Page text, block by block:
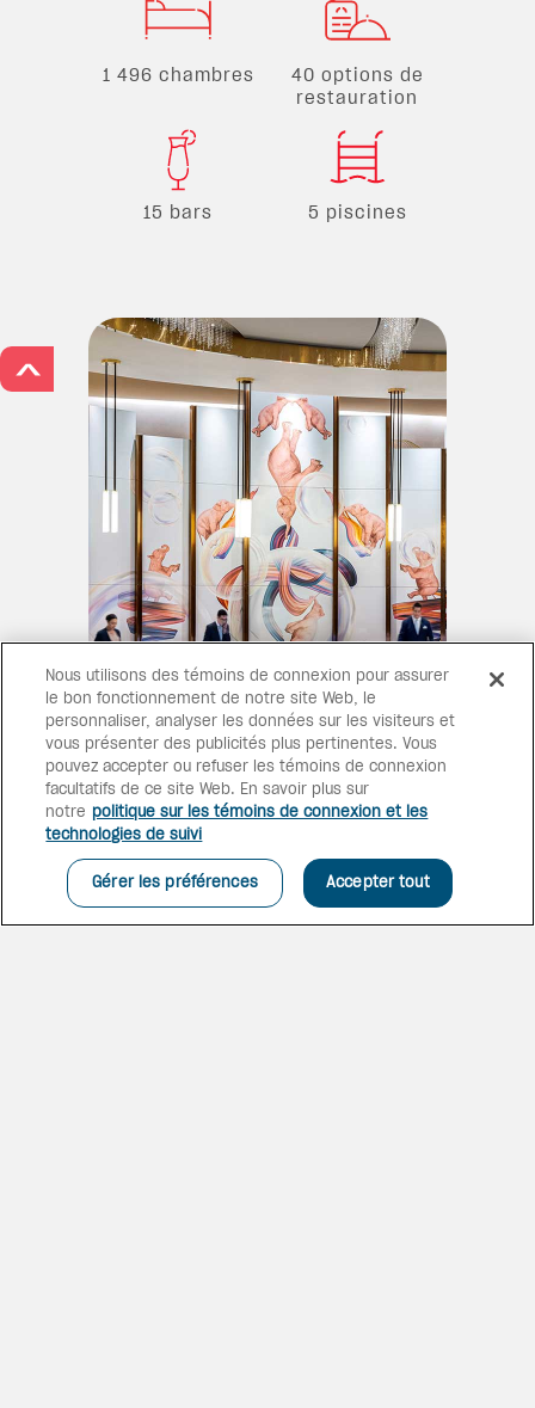
1 496 chambres
40 options de
restauration
15 bars 5 piscines
LE LUXE MODERNE,
EXPRÉSSÉMENT
REHAUSSÉ
La précision à grand échelle! La
plus grande propriété Conrad
du monde offre une finition
soignée et une touche intuitive
de technologie pour un séjour
harmonieux.
Nous utilisons des témoins de connexion pour assurer
le bon fonctionnement de notre site Web, le
personnaliser, analyser les données sur les visiteurs et
vous présenter des publicités plus pertinentes. Vous
pouvez accepter ou refuser les témoins de connexion
facultatifs de ce site Web. En savoir plus sur
notre politique sur les témoins de connexion et les
technologies de suivi
Gérer les préférences Accepter tout